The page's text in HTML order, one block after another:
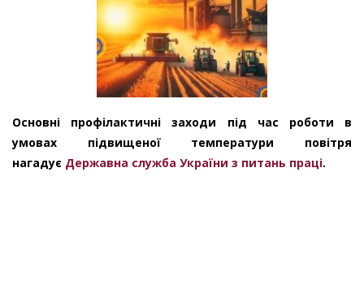
Основні профілактичні заходи під час роботи в
умовах підвищеної температури повітря
нагадує Державна служба України з питань праці.